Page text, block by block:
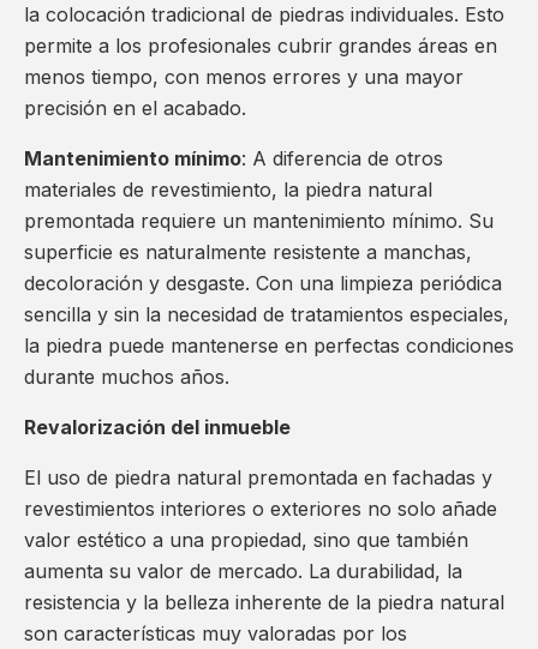
la colocación tradicional de piedras individuales. Esto
permite a los profesionales cubrir grandes áreas en
menos tiempo, con menos errores y una mayor
precisión en el acabado.
Mantenimiento mínimo: A diferencia de otros
materiales de revestimiento, la piedra natural
premontada requiere un mantenimiento mínimo. Su
superficie es naturalmente resistente a manchas,
decoloración y desgaste. Con una limpieza periódica
sencilla y sin la necesidad de tratamientos especiales,
la piedra puede mantenerse en perfectas condiciones
durante muchos años.
Revalorización del inmueble
El uso de piedra natural premontada en fachadas y
revestimientos interiores o exteriores no solo añade
valor estético a una propiedad, sino que también
aumenta su valor de mercado. La durabilidad, la
resistencia y la belleza inherente de la piedra natural
son características muy valoradas por los